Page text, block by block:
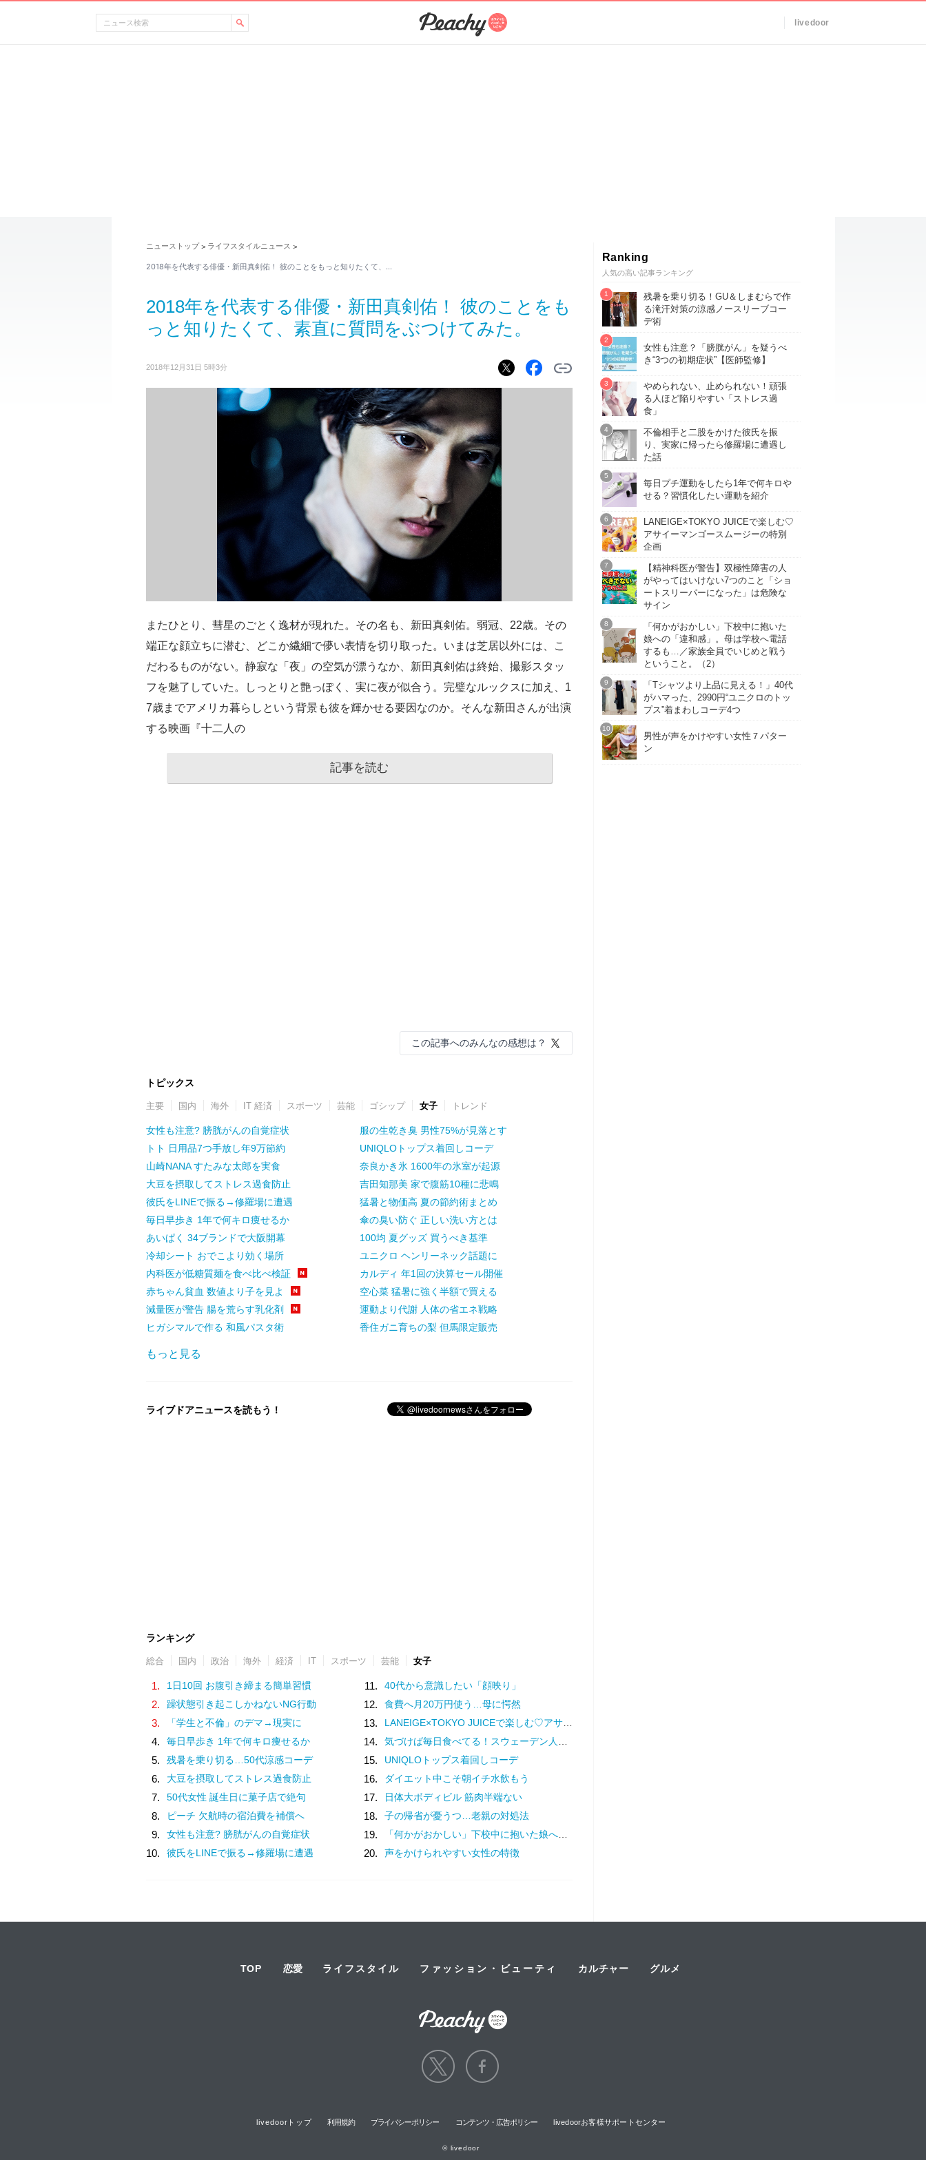
livedoor
ニューストップ > ライフスタイルニュース >
2018年を代表する俳優・新田真剣佑！ 彼のことをもっと知りたくて、…
2018年を代表する俳優・新田真剣佑！ 彼のことをも
っと知りたくて、素直に質問をぶつけてみた。
2018年12月31日 5時3分
またひとり、彗星のごとく逸材が現れた。その名も、新田真剣佑。弱冠、22歳。その
端正な顔立ちに潜む、どこか繊細で儚い表情を切り取った。いまは芝居以外には、こ
だわるものがない。静寂な「夜」の空気が漂うなか、新田真剣佑は終始、撮影スタッ
フを魅了していた。しっとりと艶っぽく、実に夜が似合う。完璧なルックスに加え、1
7歳までアメリカ暮らしという背景も彼を輝かせる要因なのか。そんな新田さんが出演
する映画『十二人の
記事を読む
この記事へのみんなの感想は？
トピックス
主要 国内 海外 IT 経済 スポーツ 芸能 ゴシップ 女子 トレンド
女性も注意? 膀胱がんの自覚症状
トト 日用品7つ手放し年9万節約
山崎NANA すたみな太郎を実食
大豆を摂取してストレス過食防止
彼氏をLINEで振る→修羅場に遭遇
毎日早歩き 1年で何キロ痩せるか
あいぱく 34ブランドで大阪開幕
冷却シート おでこより効く場所
内科医が低糖質麺を食べ比べ検証
赤ちゃん貧血 数値より子を見よ
減量医が警告 腸を荒らす乳化剤
ヒガシマルで作る 和風パスタ術
服の生乾き臭 男性75%が見落とす
UNIQLOトップス着回しコーデ
奈良かき氷 1600年の氷室が起源
吉田知那美 家で腹筋10種に悲鳴
猛暑と物価高 夏の節約術まとめ
傘の臭い防ぐ 正しい洗い方とは
100均 夏グッズ 買うべき基準
ユニクロ ヘンリーネック話題に
カルディ 年1回の決算セール開催
空心菜 猛暑に強く半額で買える
運動より代謝 人体の省エネ戦略
香住ガニ育ちの梨 但馬限定販売
もっと見る
ライブドアニュースを読もう！
ランキング
総合 国内 政治 海外 経済 IT スポーツ 芸能 女子
1. 1日10回 お腹引き締まる簡単習慣
2. 躁状態引き起こしかねないNG行動
3. 「学生と不倫」のデマ→現実に
4. 毎日早歩き 1年で何キロ痩せるか
5. 残暑を乗り切る…50代涼感コーデ
6. 大豆を摂取してストレス過食防止
7. 50代女性 誕生日に菓子店で絶句
8. ピーチ 欠航時の宿泊費を補償へ
9. 女性も注意? 膀胱がんの自覚症状
10. 彼氏をLINEで振る→修羅場に遭遇
11. 40代から意識したい「顔映り」
12. 食費へ月20万円使う…母に愕然
13. LANEIGE×TOKYO JUICEで楽しむ♡アサイーマンゴースムージーの特別企画
14. 気づけば毎日食べてる！スウェーデン人漫画家がリピートし続ける日本の定番食
15. UNIQLOトップス着回しコーデ
16. ダイエット中こそ朝イチ水飲もう
17. 日体大ボディビル 筋肉半端ない
18. 子の帰省が憂うつ…老親の対処法
19. 「何かがおかしい」下校中に抱いた娘への「違和感」。母は学校へ電話するも…／家族全員でいじめと戦うということ。（2）
20. 声をかけられやすい女性の特徴
Ranking
人気の高い記事ランキング
残暑を乗り切る！GU＆しまむらで作
る滝汗対策の涼感ノースリーブコー
デ術
女性も注意？「膀胱がん」を疑うべ
き“3つの初期症状”【医師監修】
やめられない、止められない！頑張
る人ほど陥りやすい「ストレス過
食」
不倫相手と二股をかけた彼氏を振
り、実家に帰ったら修羅場に遭遇し
た話
毎日プチ運動をしたら1年で何キロや
せる？習慣化したい運動を紹介
LANEIGE×TOKYO JUICEで楽しむ♡
アサイーマンゴースムージーの特別
企画
【精神科医が警告】双極性障害の人
がやってはいけない7つのこと「ショ
ートスリーパーになった」は危険な
サイン
「何かがおかしい」下校中に抱いた
娘への「違和感」。母は学校へ電話
するも…／家族全員でいじめと戦う
ということ。（2）
「Tシャツより上品に見える！」40代
がハマった、2990円“ユニクロのトッ
プス”着まわしコーデ4つ
男性が声をかけやすい女性７パター
ン
TOP 恋愛 ライフスタイル ファッション・ビューティ カルチャー グルメ
livedoorトップ 利用規約 プライバシーポリシー コンテンツ・広告ポリシー livedoorお客様サポートセンター
© livedoor